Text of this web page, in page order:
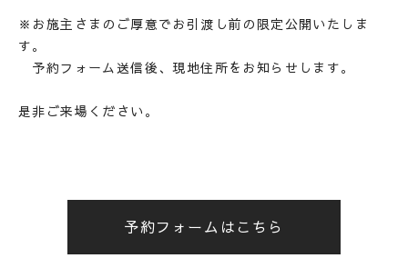
※お施主さまのご厚意でお引渡し前の限定公開いたしま
す。
予約フォーム送信後、現地住所をお知らせします。
是非ご来場ください。
予約フォームはこちら